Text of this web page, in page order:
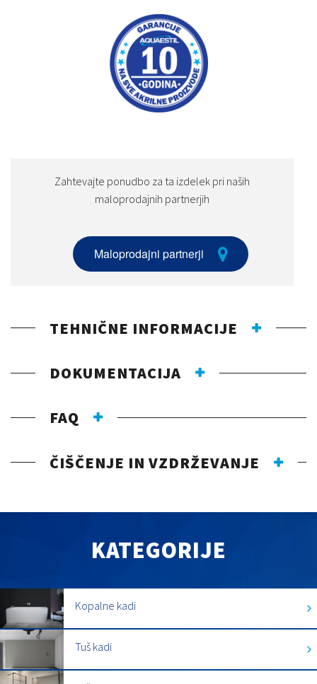
Zahtevajte ponudbo za ta izdelek pri naših
maloprodajnih partnerjih
Maloprodajni partnerji
TEHNIČNE INFORMACIJE
DOKUMENTACIJA
FAQ
ČIŠČENJE IN VZDRŽEVANJE
KATEGORIJE
Kopalne kadi
Tuš kadi